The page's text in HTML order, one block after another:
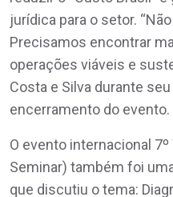
jurídica para o setor.
Precisamos encontrar
operações viáveis e
Costa e Silva durante
encerramento do evento.
O evento internacional 7º
Seminar) também foi
que discutiu o tema: